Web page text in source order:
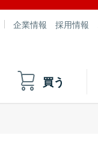
企業情報 採用情報
買う